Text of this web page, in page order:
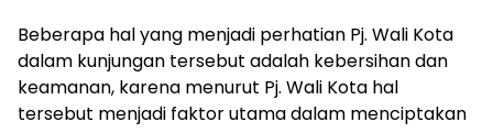
Beberapa hal yang menjadi perhatian Pj. Wali Kota
dalam kunjungan tersebut adalah kebersihan dan
keamanan, karena menurut Pj. Wali Kota hal
tersebut menjadi faktor utama dalam menciptakan